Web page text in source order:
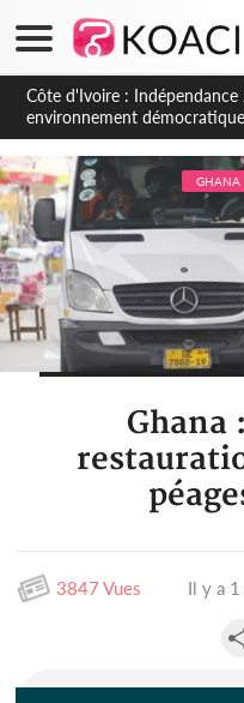
Côte d'Ivoire : Concours
seront disponibles à compter
GHANA
Ghana
3847 Vues Il y a 1